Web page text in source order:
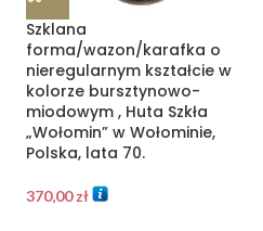
Szklana
forma/wazon/karafka o
nieregularnym kształcie w
kolorze bursztynowo-
miodowym , Huta Szkła
„Wołomin” w Wołominie,
Polska, lata 70.
370,00zł